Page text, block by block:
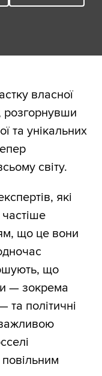
власної
розгорнувши
та унікальних
світу.
які
частіше
що це вони
що
— зокрема
та політичні